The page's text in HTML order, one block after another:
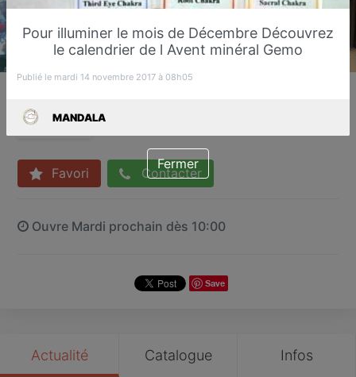
Sucy-en-Brie
Favori Contacter
Ouvre Mardi prochain dès 10:00
Save
Actualité Catalogue Infos
Pour illuminer le mois de Décembre Découvrez
le calendrier de l Avent minéral Gemo
Publié le mardi 14 novembre 2017 à 08h05
MANDALA
Fermer